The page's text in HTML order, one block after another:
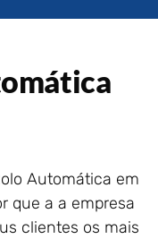
de Garagem de
em Queimados – RJ
de Garagem de
em Paraty – RJ
de Garagem de
em Nova Iguaçu – RJ
Automática em
que a a empresa
clientes os mais